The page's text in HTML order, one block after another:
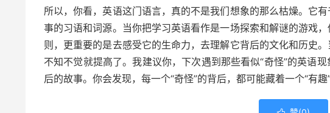
所以，你看，英语这门语言，真的不是我们想象的那么枯燥。它
事的习语和词源。当你把学习英语看作是一场探索和解谜的游戏
则，更重要的是去感受它的生命力，去理解它背后的文化和历史
不知不觉就提高了。我建议你，下次遇到那些看似“奇怪”的英语
后的故事。你会发现，每一个“奇怪”的背后，都可能藏着一个“有趣”